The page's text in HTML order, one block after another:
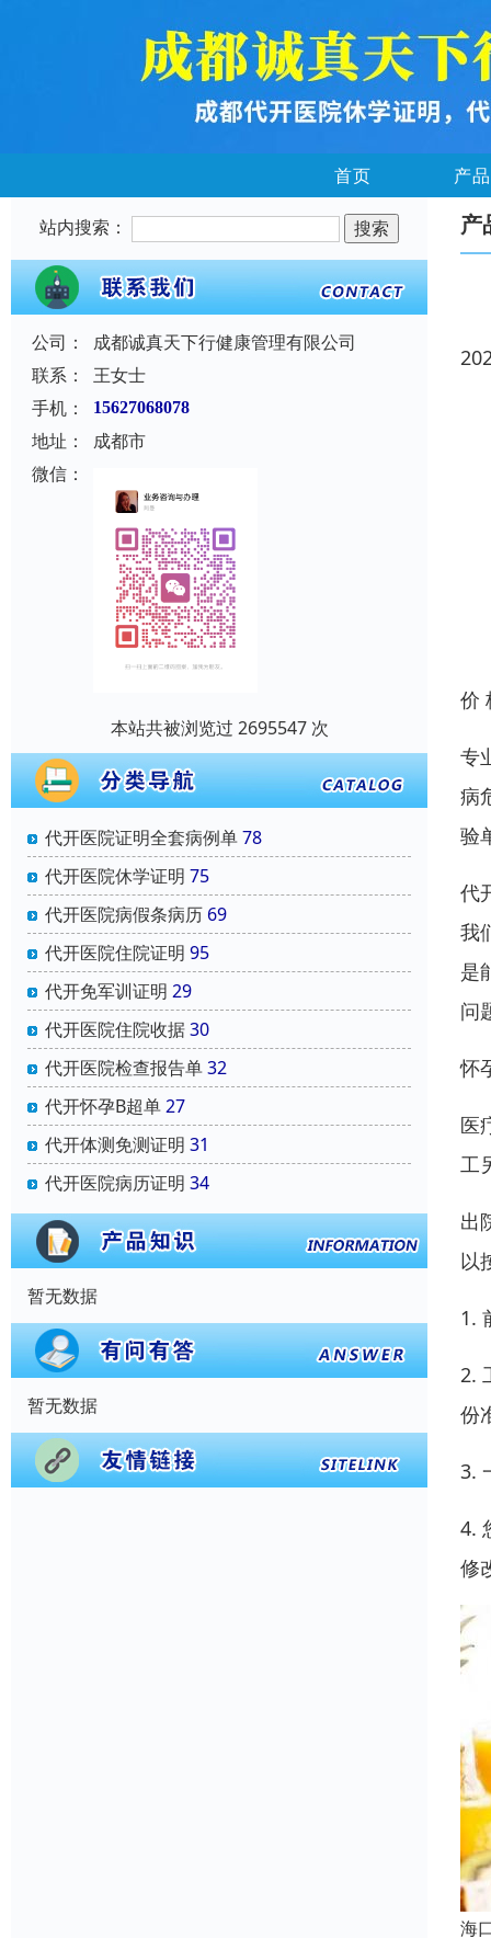
首页 产
站内搜索：
公司：
成都诚真天下行健康管理有限公司
联系：
王女士
手机：
15627068078
地址：
成都市
微信：
本站共被浏览过 2695547 次
代开医院证明全套病例单78
代开医院休学证明 75
代开医院病假条病历 69
代开医院住院证明 95
代开免军训证明 29
代开医院住院收据30
代开医院检查报告单32
代开怀孕B超单27
代开体测免测证明 31
代开医院病历证明 34
暂无数据
暂无数据
产
价
专
病
验
代
我
是
问
怀
医
工
出
以
1.
2.
份
3.
4.
修
海